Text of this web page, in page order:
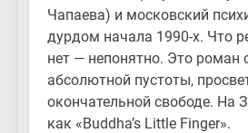
Чапаева) и московский
дурдом начала 1990-х. Что
нет — непонятно. Это роман
абсолютной пустоты,
окончательной свободе. На
как «Buddha’s Little Finger».